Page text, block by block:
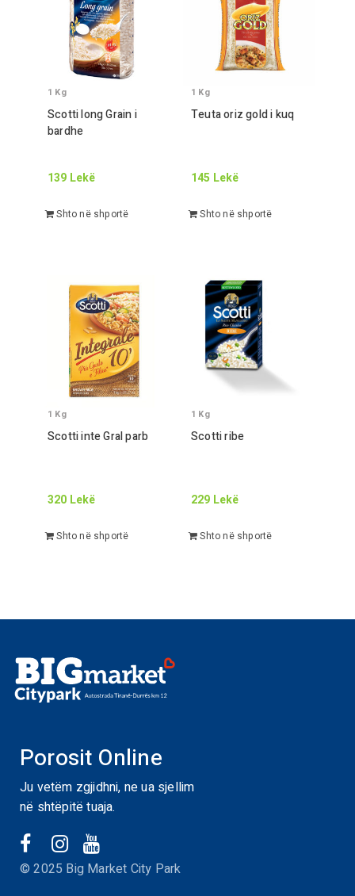
Scotti longGrain i
bardhe
1 Kg
139 Lekë
Shto në shportë
Teuta oriz gold i kuq
1 Kg
145 Lekë
Shto në shportë
Scotti inteGral parb
1 Kg
320 Lekë
Shto në shportë
Scotti ribe
1 Kg
229 Lekë
Shto në shportë
Porosit Online
Ju vetëm zgjidhni, ne ua sjellim
në shtëpitë tuaja.
© 2025 Big Market City Park